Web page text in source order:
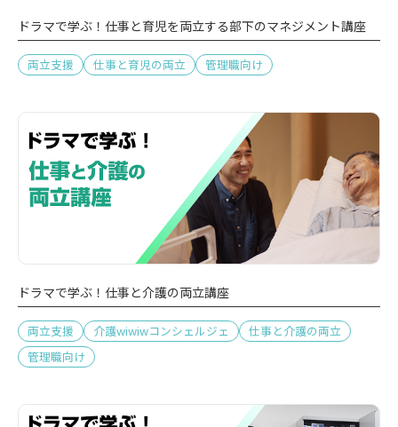
ドラマで学ぶ！仕事と育児を両立する部下のマネジメント講座
両立支援 仕事と育児の両立 管理職向け
ドラマで学ぶ！仕事と介護の両立講座
両立支援 介護wiwiwコンシェルジェ
仕事と介護の両立
管理職向け